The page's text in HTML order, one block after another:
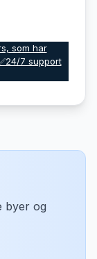
som har
7 support
byer og